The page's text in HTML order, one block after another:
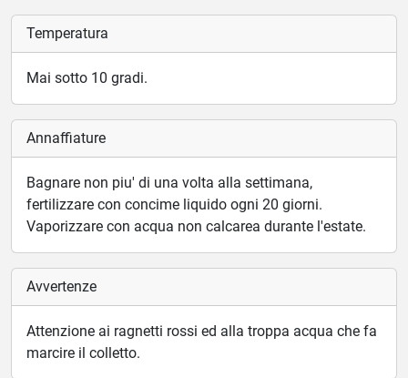
Temperatura
Mai sotto 10 gradi.
Annaffiature
Bagnare non piu' di una volta alla settimana,
fertilizzare con concime liquido ogni 20 giorni.
Vaporizzare con acqua non calcarea durante l'estate.
Avvertenze
Attenzione ai ragnetti rossi ed alla troppa acqua che fa
marcire il colletto.